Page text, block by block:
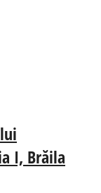
I, Brăila